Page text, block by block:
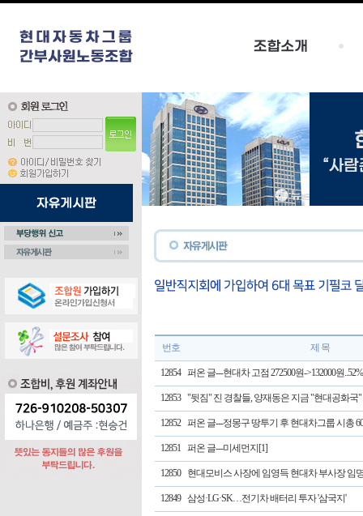
번호 제 목
12854 퍼온 글---현대차 고점 272500원->132000원
12853 "뒷짐" 진 경찰들, 양재동은 지금 "현대공화국"
12852 퍼온 글---정몽구 땅투기 후 현대차그룹 시총
12851 퍼온 글---미세먼지[1]
12850 현대모비스 사장에 임영득 현대차 부사장 임
12849 삼성·LG·SK…전기차 배터리 투자 '삼국지'